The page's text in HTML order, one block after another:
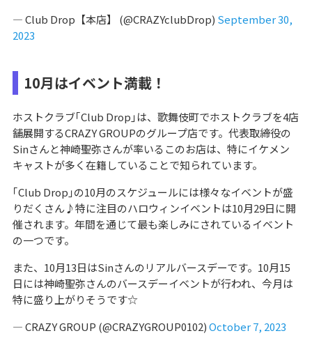
— Club Drop【本店】 (@CRAZYclubDrop) September 30,
2023
10月はイベント満載！
ホストクラブ｢Club Drop｣は、歌舞伎町でホストクラブを4店
舗展開するCRAZY GROUPのグループ店です。代表取締役の
Sinさんと神崎聖弥さんが率いるこのお店は、特にイケメン
キャストが多く在籍していることで知られています。
｢Club Drop｣の10月のスケジュールには様々なイベントが盛
りだくさん♪特に注目のハロウィンイベントは10月29日に開
催されます。年間を通じて最も楽しみにされているイベント
の一つです。
また、10月13日はSinさんのリアルバースデーです。10月15
日には神崎聖弥さんのバースデーイベントが行われ、今月は
特に盛り上がりそうです☆
— CRAZY GROUP (@CRAZYGROUP0102)October 7, 2023